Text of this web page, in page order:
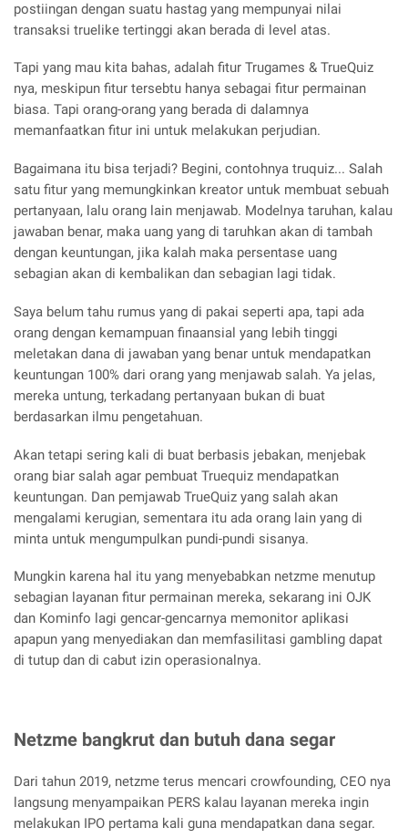
postiingan dengan suatu hastag yang mempunyai nilai
transaksi truelike tertinggi akan berada di level atas.
Tapi yang mau kita bahas, adalah fitur Trugames & TrueQuiz
nya, meskipun fitur tersebtu hanya sebagai fitur permainan
biasa. Tapi orang-orang yang berada di dalamnya
memanfaatkan fitur ini untuk melakukan perjudian.
Bagaimana itu bisa terjadi? Begini, contohnya truquiz... Salah
satu fitur yang memungkinkan kreator untuk membuat sebuah
pertanyaan, lalu orang lain menjawab. Modelnya taruhan, kalau
jawaban benar, maka uang yang di taruhkan akan di tambah
dengan keuntungan, jika kalah maka persentase uang
sebagian akan di kembalikan dan sebagian lagi tidak.
Saya belum tahu rumus yang di pakai seperti apa, tapi ada
orang dengan kemampuan finaansial yang lebih tinggi
meletakan dana di jawaban yang benar untuk mendapatkan
keuntungan 100% dari orang yang menjawab salah. Ya jelas,
mereka untung, terkadang pertanyaan bukan di buat
berdasarkan ilmu pengetahuan.
Akan tetapi sering kali di buat berbasis jebakan, menjebak
orang biar salah agar pembuat Truequiz mendapatkan
keuntungan. Dan pemjawab TrueQuiz yang salah akan
mengalami kerugian, sementara itu ada orang lain yang di
minta untuk mengumpulkan pundi-pundi sisanya.
Mungkin karena hal itu yang menyebabkan netzme menutup
sebagian layanan fitur permainan mereka, sekarang ini OJK
dan Kominfo lagi gencar-gencarnya memonitor aplikasi
apapun yang menyediakan dan memfasilitasi gambling dapat
di tutup dan di cabut izin operasionalnya.
Netzme bangkrut dan butuh dana segar
Dari tahun 2019, netzme terus mencari crowfounding, CEO nya
langsung menyampaikan PERS kalau layanan mereka ingin
melakukan IPO pertama kali guna mendapatkan dana segar.